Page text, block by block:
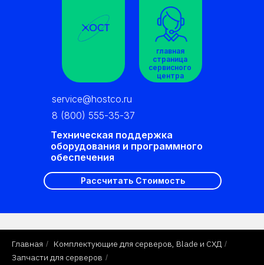
Рассчитать Стоимость
Техническая поддержка
оборудования и программного
обеспечения
service@hostco.ru
главная
страница
сервисного
центра
8 (800) 555-35-37
Главная / Комплектующие для серверов, Blade и СХД /
Запчасти для серверов /